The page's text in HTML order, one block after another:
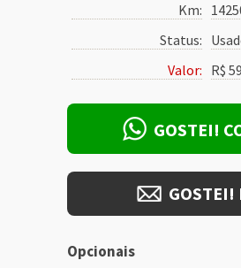
Km:
Status:
Valor: R$
GOSTEI!
GOSTEI!
Opcionais